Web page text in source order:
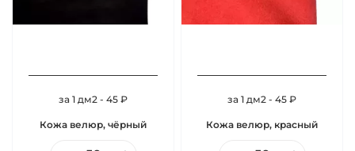
за 1 дм2 - 45 ₽
Кожа велюр, чёрный
за 1 дм2 - 45 ₽
Кожа велюр, красный